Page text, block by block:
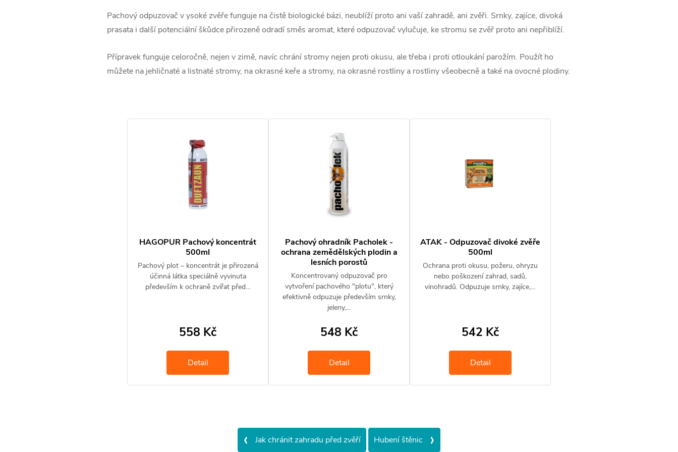
Pachový odpuzovač v ysoké zvěře funguje na čistě biologické bázi, neublíží proto ani vaší zahradě, ani zvěři. Srnky, zajíce, divoká
prasata i další potenciální škůdce přirozeně odradí směs aromat, které odpuzovač vylučuje, ke stromu se zvěř proto ani nepřiblíží.
Přípravek funguje celoročně, nejen v zimě, navíc chrání stromy nejen proti okusu, ale třeba i proti otloukání parožím. Použít ho
můžete na jehličnaté a listnaté stromy, na okrasné keře a stromy, na okrasné rostliny a rostliny všeobecně a také na ovocné plodiny.
HAGOPUR Pachový koncentrát
500ml
Pachový plot – koncentrát je přirozená
účinná látka speciálně vyvinuta
především k ochraně zvířat před…
558 Kč
Detail
Pachový ohradník Pacholek -
ochrana zemědělských plodin a
lesních porostů
Koncentrovaný odpuzovač pro
vytvoření pachového "plotu", který
efektivně odpuzuje především srnky,
jeleny,…
548 Kč
Detail
ATAK - Odpuzovač divoké zvěře
500ml
Ochrana proti okusu, požeru, ohryzu
nebo poškození zahrad, sadů,
vinohradů. Odpuzuje srnky, zajíce,…
542 Kč
Detail
‹ Jak chránit zahradu před zvěří Hubení štěnic ›